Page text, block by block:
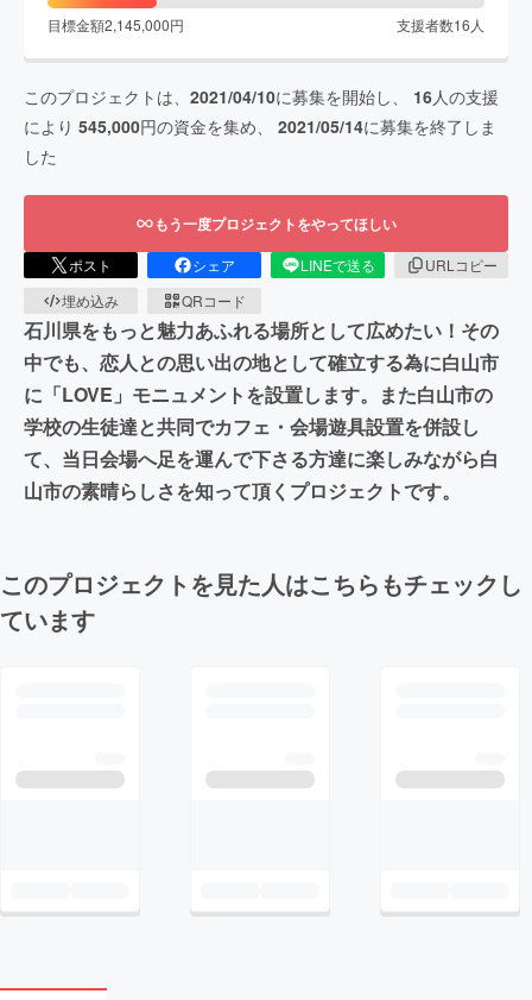
目標金額2,145,000円 支援者数16 人
このプロジェクトは、 2021/04/10に募集を開始し、 16人の支援
により 545,000円の資金を集め、 2021/05/14に募集を終了しま
した
もう一度プロジェクトをやってほしい
ポスト シェア LINEで送る
URLコピー
埋め込み
QRコード
石川県をもっと魅力あふれる場所として広めたい！その
中でも、恋人との思い出の地として確立する為に白山市
に「LOVE」モニュメントを設置します。また白山市の
学校の生徒達と共同でカフェ・会場遊具設置を併設し
て、当日会場へ足を運んで下さる方達に楽しみながら白
山市の素晴らしさを知って頂くプロジェクトです。
このプロジェクトを見た人はこちらもチェックし
ています